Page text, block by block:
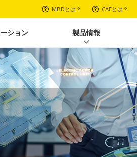
MBDとは？ CAEとは？
ション 製品情報